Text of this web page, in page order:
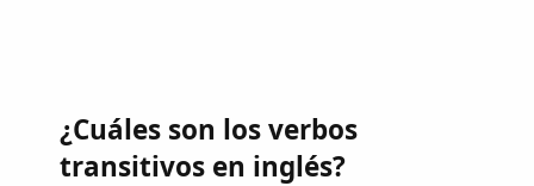
¿Cuáles son los verbos
transitivos en inglés?